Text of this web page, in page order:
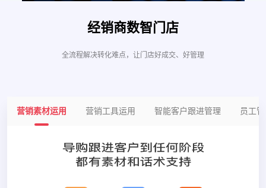
经销商数智门店
全流程解决转化难点，让门店好成交、好管理
营销素材运用 营销工具运用 智能客户跟进管理 员工